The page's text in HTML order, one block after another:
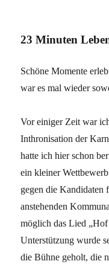
23 Minuten
Schöne Momente
war es mal wieder
Vor einiger Zeit war
Inthronisation der
hatte ich hier schon
ein kleiner
gegen die Kandidaten
anstehenden
möglich das Lied
Unterstützung wurde
die Bühne geholt, die